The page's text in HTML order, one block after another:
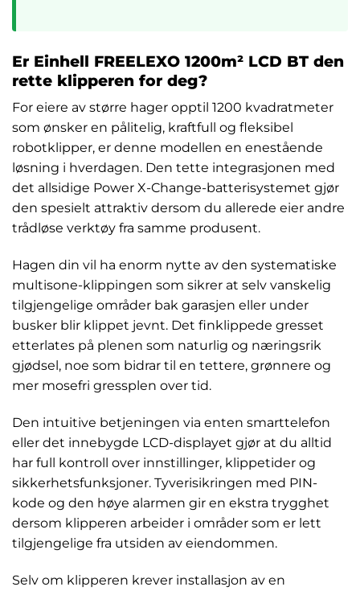
Er Einhell FREELEXO 1200m² LCD BT den
rette klipperen for deg?
For eiere av større hager opptil 1200 kvadratmeter
som ønsker en pålitelig, kraftfull og fleksibel
robotklipper, er denne modellen en enestående
løsning i hverdagen. Den tette integrasjonen med
det allsidige Power X-Change-batterisystemet gjør
den spesielt attraktiv dersom du allerede eier andre
trådløse verktøy fra samme produsent.
Hagen din vil ha enorm nytte av den systematiske
multisone-klippingen som sikrer at selv vanskelig
tilgjengelige områder bak garasjen eller under
busker blir klippet jevnt. Det finklippede gresset
etterlates på plenen som naturlig og næringsrik
gjødsel, noe som bidrar til en tettere, grønnere og
mer mosefri gressplen over tid.
Den intuitive betjeningen via enten smarttelefon
eller det innebygde LCD-displayet gjør at du alltid
har full kontroll over innstillinger, klippetider og
sikkerhetsfunksjoner. Tyverisikringen med PIN-
kode og den høye alarmen gir en ekstra trygghet
dersom klipperen arbeider i områder som er lett
tilgjengelige fra utsiden av eiendommen.
Selv om klipperen krever installasjon av en